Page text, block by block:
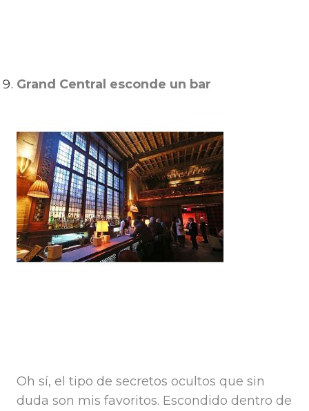
Grand Central esconde un bar
Oh sí, el tipo de secretos ocultos que sin
duda son mis favoritos. Escondido dentro de